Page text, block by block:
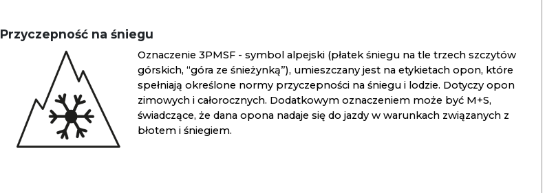
Przyczepność na śniegu
Oznaczenie 3PMSF - symbol alpejski (płatek śniegu na tle trzech szczytów
górskich, “góra ze śnieżynką”), umieszczany jest na etykietach opon, które
spełniają określone normy przyczepności na śniegu i lodzie. Dotyczy opon
zimowych i całorocznych. Dodatkowym oznaczeniem może być M+S,
świadczące, że dana opona nadaje się do jazdy w warunkach związanych z
błotem i śniegiem.